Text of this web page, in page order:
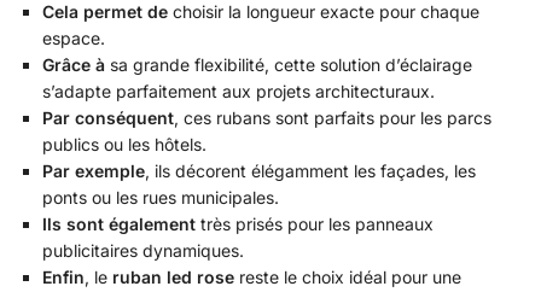
Cela permet de choisir la longueur exacte pour chaque
espace.
Grâce à sa grande flexibilité, cette solution d’éclairage
s’adapte parfaitement aux projets architecturaux.
Par conséquent, ces rubans sont parfaits pour les parcs
publics ou les hôtels.
Par exemple, ils décorent élégamment les façades, les
ponts ou les rues municipales.
Ils sont également très prisés pour les panneaux
publicitaires dynamiques.
Enfin, le ruban led rose reste le choix idéal pour une